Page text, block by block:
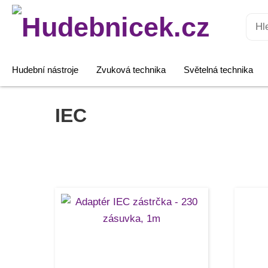
Hledat:
Hudební nástroje Zvuková technika Světelná technika
IEC